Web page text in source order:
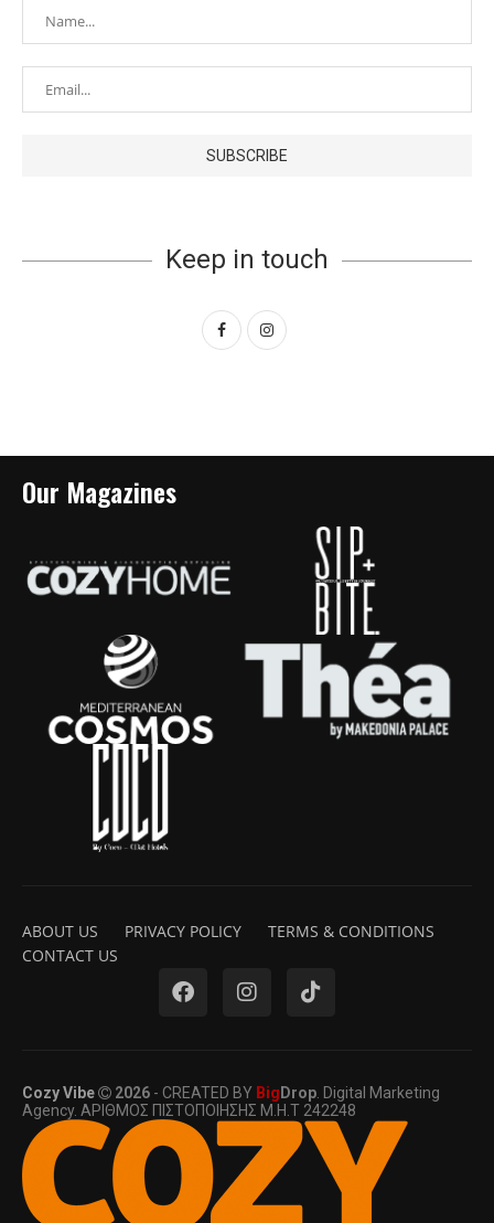
Keep in touch
Our Magazines
ABOUT US PRIVACY POLICY
TERMS & CONDITIONS
CONTACT US
Cozy Vibe 2026 - CREATED BY Big Drop . Digital Marketing
Agency. ΑΡΙΘΜΟΣ ΠΙΣΤΟΠΟΙΗΣΗΣ Μ.Η.Τ 242248